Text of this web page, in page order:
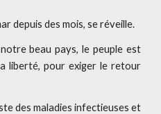
depuis des mois, se réveille.
beau pays, le peuple est
liberté, pour exiger le retour
des maladies infectieuses et